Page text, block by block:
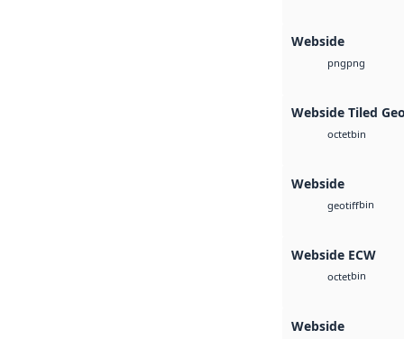
Webside
pngpng
Webside Tiled
octetbin
Webside
geotiffbin
Webside ECW
octetbin
Webside